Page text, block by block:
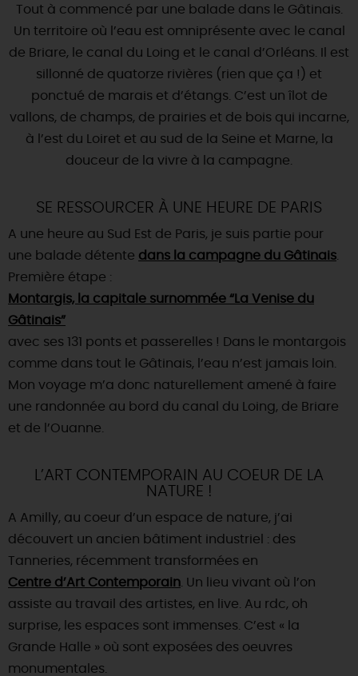
TOUTES LES ACTIVITÉS
Visitesgourmandesetcréatives
Vins etvignobles
Chic,une aire de pique-nique
Par ici lesguinguettes
Que rapporter du Loiret ?
La Route desMétiers d'Art
TOUT L'ART DE VIVRE
Des vacances auprès des animaux 🐎
(re)Découvrir les coulisses de la Faïencerie de
Gien !
Expérimenterles parcours Baludik 🕵️
Rendez-vous de la nature en 2026
2026
Où sortir ?
DEMAIN
SE REPÉRER,SE DÉPLACER
INFOS & SERVICES
RÉSERVER MAINTENANT
Tout à commencé par une balade dans le Gâtinais.
Un territoire où l’eau est omniprésente avec le canal
de Briare, le canal du Loing et le canal d’Orléans. Il est
sillonné de quatorze rivières (rien que ça !) et
ponctué de marais et d’étangs. C’est un îlot de
vallons, de champs, de prairies et de bois qui incarne,
à l’est du Loiret et au sud de la Seine et Marne, la
douceur de la vivre à la campagne.
SE RESSOURCER À UNE HEURE DE PARIS
A une heure au Sud Est de Paris, je suis partie pour
une balade détente dans la campagne du Gâtinais
Première étape :
Montargis, la capitale surnommée “La Venise du
Gâtinais”
avec ses 131 ponts et passerelles ! Dans le montargois
comme dans tout le Gâtinais, l’eau n’est jamais loin.
Mon voyage m’a donc naturellement amené à faire
une randonnée au bord du canal du Loing, de Briare
et de l’Ouanne.
L’ART CONTEMPORAIN AU COEUR DE LA
NATURE !
A Amilly, au coeur d’un espace de nature, j’ai
découvert un ancien bâtiment industriel : des
Tanneries, récemment transformées en
Centre d’Art Contemporain . Un lieu vivant où l’on
assiste au travail des artistes, en live. Au rdc, oh
surprise, les espaces sont immenses. C’est « la
Grande Halle » où sont exposées des oeuvres
monumentales.